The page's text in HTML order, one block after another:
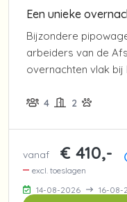
Een unieke
Bijzondere
arbeiders van de
overnachten vlak bij
4 2
vanaf € 410,-
excl. toeslagen
14-08-2026
16-08-